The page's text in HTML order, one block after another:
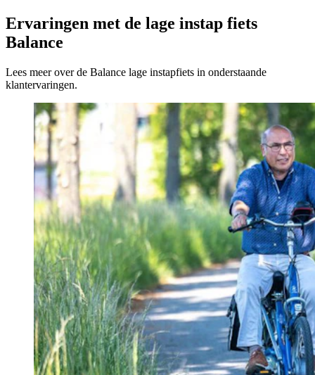
Ervaringen met de lage instap fiets
Balance
Lees meer over de Balance lage instapfiets in onderstaande
klantervaringen.